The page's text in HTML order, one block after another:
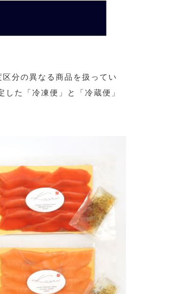
分の異なる商品を扱ってい
た「冷凍便」と「冷蔵便」